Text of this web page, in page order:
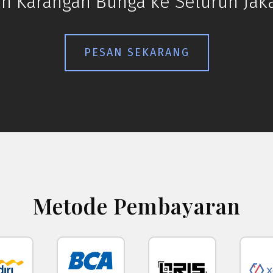
PESAN SEKARANG
Metode Pembayaran